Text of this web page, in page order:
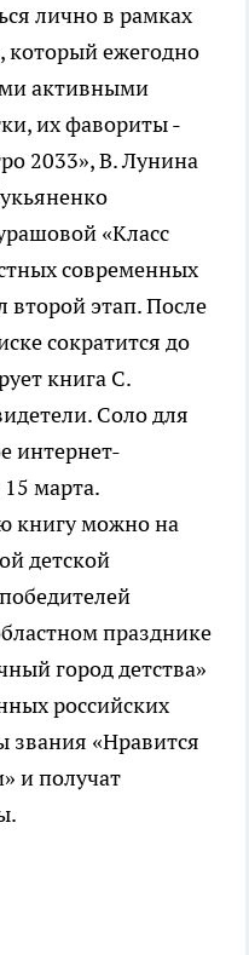
лично в рамках
который ежегодно
активными
их фавориты -
2033», В. Лунина
«Класс
современных
второй этап. После
сократится до
книга С.
Соло для
интернет-
марта.
книгу можно на
детской
празднике
город детства»
российских
звания «Нравится
и получат